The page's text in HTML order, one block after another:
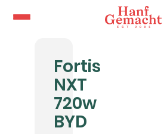
Fortis
NXT
720w
BYD